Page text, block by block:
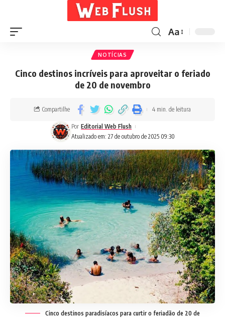
Aa
NOTÍCIAS
Cinco destinos incríveis para aproveitar o feriado
de 20 de novembro
Atualizado em: 27 de outubro de 2025 09:30
Por Editorial Web Flush
Compartilhe 4 min. de leitura
Cinco destinos paradisíacos para curtir o feriadão de 20 de